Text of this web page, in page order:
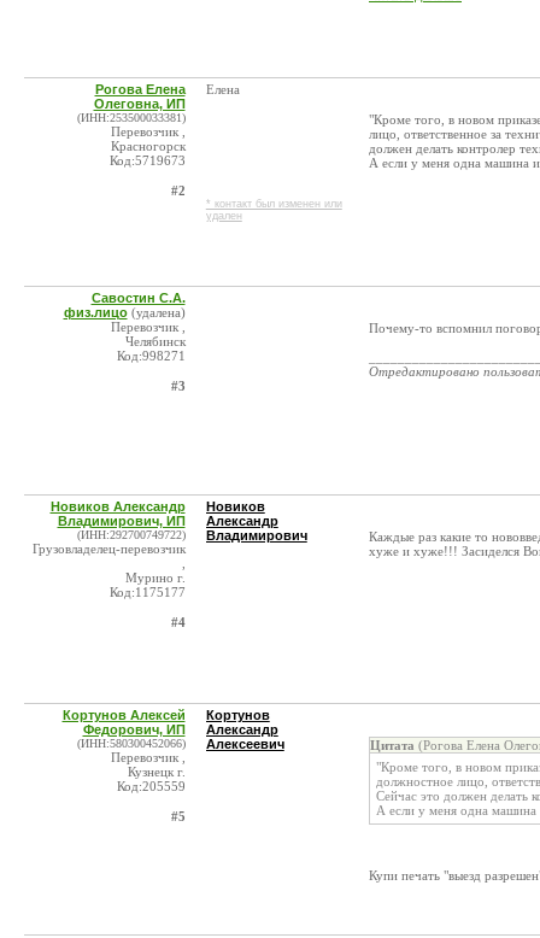
Рогова Елена
Олеговна, ИП
(ИНН:253500033381)
Перевозчик ,
Красногорск
Код:5719673
#2
Елена
* контакт был изменен или
удален
"Кроме того, в новом
лицо, ответственное за
должен делать контролер
А если у меня одна машина и
Савостин С.А.
физ.лицо (удалена)
Перевозчик ,
Челябинск
Код:998271
#3
Почему-то вспомнил
Отредактировано
Новиков Александр
Владимирович, ИП
(ИНН:292700749722)
Грузовладелец-перевозчик
Мурино г.
Код:1175177
#4
Новиков
Александр
Владимирович
Каждые раз какие то
хуже и хуже!!! Засиделся
Кортунов Алексей
Федорович, ИП
(ИНН:580300452066)
Перевозчик ,
Кузнецк г.
Код:205559
#5
Кортунов
Александр
Алексеевич
Цитата (Рогова Елена
"Кроме того, в новом
должностное лицо,
Сейчас это должен делать
А если у меня одна машина
Купи печать "выезд